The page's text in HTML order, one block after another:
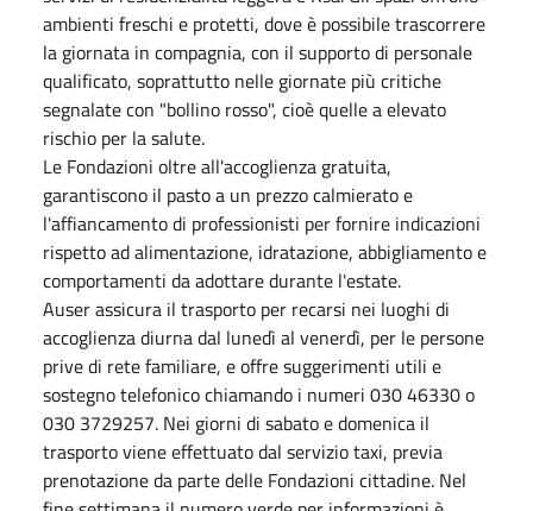
ambienti freschi e protetti, dove è possibile trascorrere
la giornata in compagnia, con il supporto di personale
qualificato, soprattutto nelle giornate più critiche
segnalate con "bollino rosso", cioè quelle a elevato
rischio per la salute.
Le Fondazioni oltre all'accoglienza gratuita,
garantiscono il pasto a un prezzo calmierato e
l'affiancamento di professionisti per fornire indicazioni
rispetto ad alimentazione, idratazione, abbigliamento e
comportamenti da adottare durante l'estate.
Auser assicura il trasporto per recarsi nei luoghi di
accoglienza diurna dal lunedì al venerdì, per le persone
prive di rete familiare, e offre suggerimenti utili e
sostegno telefonico chiamando i numeri 030 46330 o
030 3729257. Nei giorni di sabato e domenica il
trasporto viene effettuato dal servizio taxi, previa
prenotazione da parte delle Fondazioni cittadine. Nel